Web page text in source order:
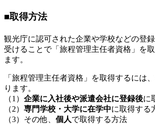
■取得方法
観光庁に認可された企業や学校などの登
受けることで「旅程管理主任者資格」を
ます。
「旅程管理主任者資格」を取得するには、
ります。
（1） 企業に入社後や派遣会社に登録後に
（2） 専門学校・大学に在学中に取得する
（3）その他、 個人で取得する方法